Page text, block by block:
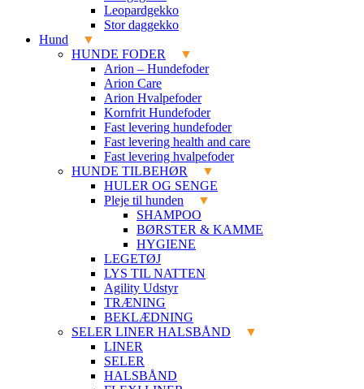
Leopardgekko
Stor daggekko
Hund
HUNDE FODER
Arion – Hundefoder
Arion Care
Arion Hvalpefoder
Kornfrit Hundefoder
Fast levering hundefoder
Fast levering health and care
Fast levering hvalpefoder
HUNDE TILBEHØR
HULER OG SENGE
Pleje til hunden
SHAMPOO
BØRSTER & KAMME
HYGIENE
LEGETØJ
LYS TIL NATTEN
Agility Udstyr
TRÆNING
BEKLÆDNING
SELER LINER HALSBÅND
LINER
SELER
HALSBÅND